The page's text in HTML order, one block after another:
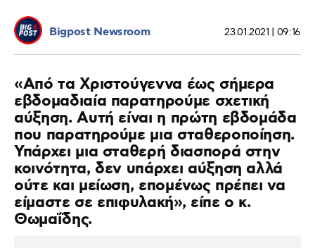
Bigpost Newsroom 23.01.2021 | 09:16
«Από τα Χριστούγεννα έως σήμερα
εβδομαδιαία παρατηρούμε σχετική
αύξηση. Αυτή είναι η πρώτη εβδομάδα
που παρατηρούμε μια σταθεροποίηση.
Υπάρχει μια σταθερή διασπορά στην
κοινότητα, δεν υπάρχει αύξηση αλλά
ούτε και μείωση, επομένως πρέπει να
είμαστε σε επιφυλακή», είπε ο κ.
Θωμαΐδης.